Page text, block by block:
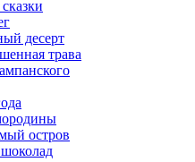
десерт
трава
остров